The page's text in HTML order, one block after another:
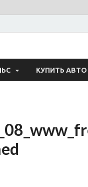
КУПИТЬ АВТО